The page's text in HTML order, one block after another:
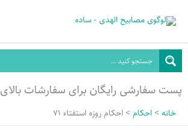
محتوا
پست سفارشی رایگان برای سفارشات بالای ۳۰۰.۰۰۰ تومان
خانه احکام احکام روزه استفتاء 71